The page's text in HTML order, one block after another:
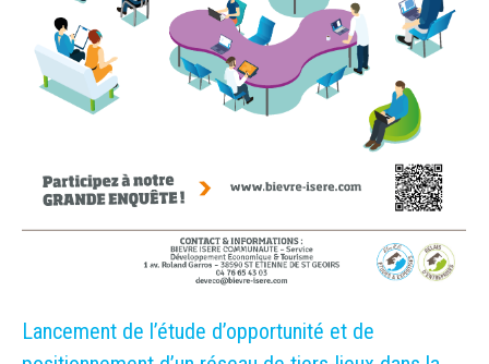
Lancement de l’étude d’opportunité et de